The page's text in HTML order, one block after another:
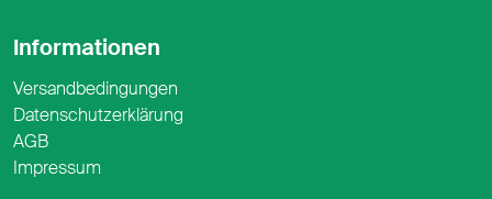
Informationen
Versandbedingungen
Datenschutzerklärung
AGB
Impressum